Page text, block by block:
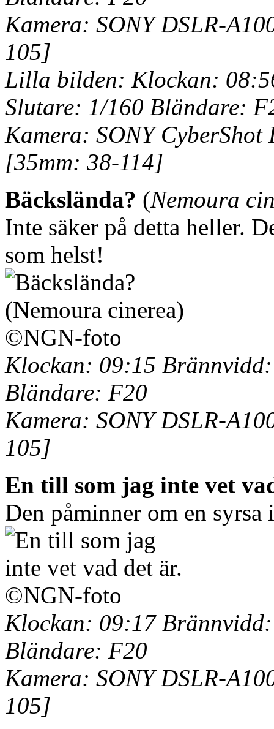
Kamera: SONY DSLR-
105]
Lilla bilden: Klockan:
Slutare: 1/160 Bländare:
Kamera: SONY
[35mm: 38-114]
Bäckslända? (Nemoura
Inte säker på detta heller.
som helst!
Klockan: 09:15
Bländare: F20
Kamera: SONY DSLR-
105]
En till som jag inte vet
Den påminner om en
Klockan: 09:17
Bländare: F20
Kamera: SONY DSLR-
105]